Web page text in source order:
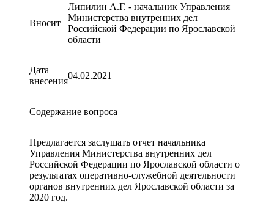
Вносит
Липилин А.Г. - начальник Управления
Министерства внутренних дел
Российской Федерации по Ярославской
области
Дата
внесения
04.02.2021
Содержание вопроса
Предлагается заслушать отчет начальника
Управления Министерства внутренних дел
Российской Федерации по Ярославской области о
результатах оперативно-служебной деятельности
органов внутренних дел Ярославской области за
2020 год.